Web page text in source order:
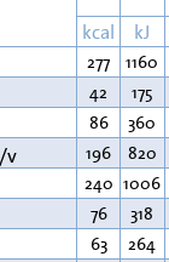
kcal kJ
277 1160
42 175
86 360
v 196 820
240 1006
76 318
63 264